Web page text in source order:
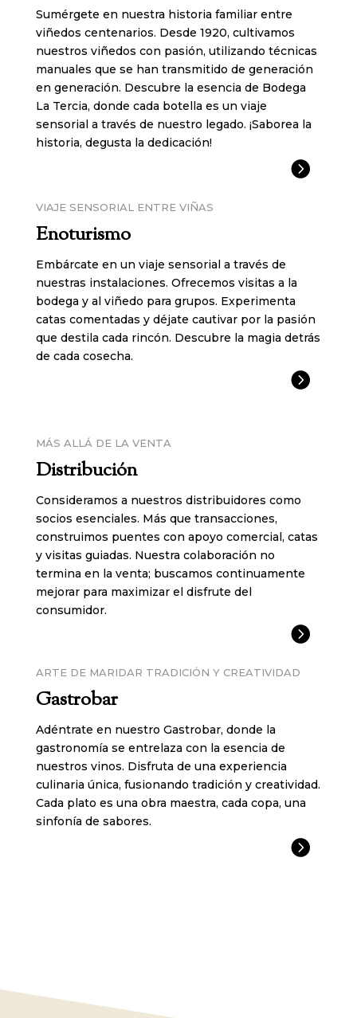
Sumérgete en nuestra historia familiar entre
viñedos centenarios. Desde 1920, cultivamos
nuestros viñedos con pasión, utilizando técnicas
manuales que se han transmitido de generación
en generación. Descubre la esencia de Bodega
La Tercia, donde cada botella es un viaje
sensorial a través de nuestro legado. ¡Saborea la
historia, degusta la dedicación!

VIAJE SENSORIAL ENTRE VIÑAS
Enoturismo
Embárcate en un viaje sensorial a través de
nuestras instalaciones. Ofrecemos visitas a la
bodega y al viñedo para grupos. Experimenta
catas comentadas y déjate cautivar por la pasión
que destila cada rincón. Descubre la magia detrás
de cada cosecha.

MÁS ALLÁ DE LA VENTA
Distribución
Consideramos a nuestros distribuidores como
socios esenciales. Más que transacciones,
construimos puentes con apoyo comercial, catas
y visitas guiadas. Nuestra colaboración no
termina en la venta; buscamos continuamente
mejorar para maximizar el disfrute del
consumidor.

ARTE DE MARIDAR TRADICIÓN Y CREATIVIDAD
Gastrobar
Adéntrate en nuestro Gastrobar, donde la
gastronomía se entrelaza con la esencia de
nuestros vinos. Disfruta de una experiencia
culinaria única, fusionando tradición y creatividad.
Cada plato es una obra maestra, cada copa, una
sinfonía de sabores.
